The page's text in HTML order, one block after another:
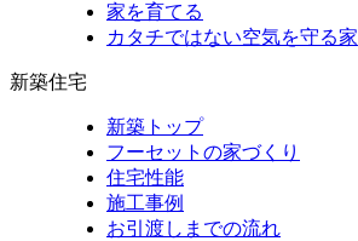
家を育てる
カタチではない空気を守る家
新築住宅
新築トップ
フーセットの家づくり
住宅性能
施工事例
お引渡しまでの流れ